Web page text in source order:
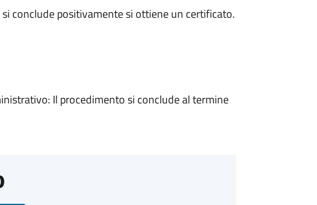
conclude positivamente si ottiene un certificato.
Il procedimento si conclude al termine